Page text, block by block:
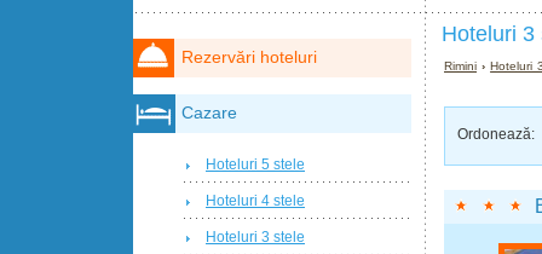
Hoteluri 3
Rimini ›Hoteluri
Ordonează:
Rezervări hoteluri
Cazare
Hoteluri 5 stele
Hoteluri 4 stele
Hoteluri 3 stele